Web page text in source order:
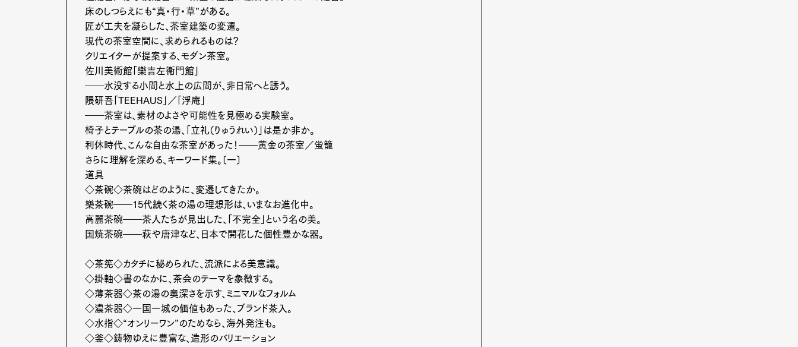
Gourmet
床のしつらえにも“真・行・草”がある。
匠が工夫を凝らした、茶室建築の変遷。
現代の茶室空間に、求められるものは？
クリエイターが提案する、モダン茶室。
佐川美術館「樂吉左衞門館」
――水没する小間と水上の広間が、非日常へと誘う。
隈研吾「TEEHAUS」／「浮庵」
――茶室は、素材のよさや可能性を見極める実験室。
椅子とテーブルの茶の湯、「立礼（りゅうれい）」は是か非か。
利休時代、こんな自由な茶室があった！――黄金の茶室／蛍籠
さらに理解を深める、キーワード集。〔一〕
道具
◇茶碗◇茶碗はどのように、変遷してきたか。
樂茶碗――15代続く茶の湯の理想形は、いまなお進化中。
高麗茶碗――茶人たちが見出した、「不完全」という名の美。
国焼茶碗――萩や唐津など、日本で開花した個性豊かな器。
◇茶筅◇カタチに秘められた、流派による美意識。
◇掛軸◇書のなかに、茶会のテーマを象徴する。
◇薄茶器◇茶の湯の奥深さを示す、ミニマルなフォルム
◇濃茶器◇一国一城の価値もあった、ブランド茶入。
◇水指◇“オンリーワン”のためなら、海外発注も。
◇釜◇鋳物ゆえに豊富な、造形のバリエーション